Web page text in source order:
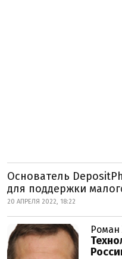
Основатель
для поддержки
20 АПРЕЛЯ 2022, 18:22